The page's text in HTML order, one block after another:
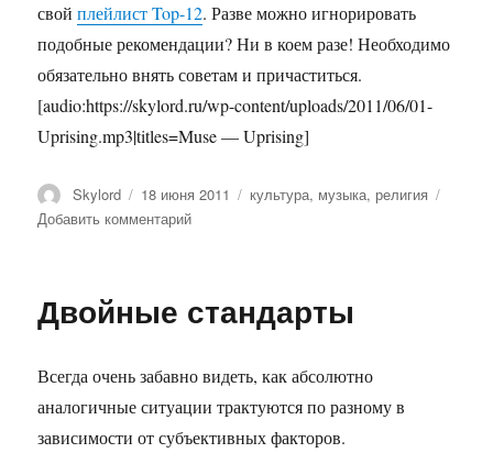
свойплейлист Top-12. Разве можно игнорировать
подобные рекомендации? Ни в коем разе! Необходимо
обязательно внять советам и причаститься.
[audio:https://skylord.ru/wp-content/uploads/2011/06/01-
Uprising.mp3|titles=Muse — Uprising]
Автор
Skylord Опубликовано
18 июня 2011 Метки
культура, музыка, религия
Добавить комментарийк
Двойные стандарты
Всегда очень забавно видеть, как абсолютно
аналогичные ситуации трактуются по разному в
зависимости от субъективных факторов.